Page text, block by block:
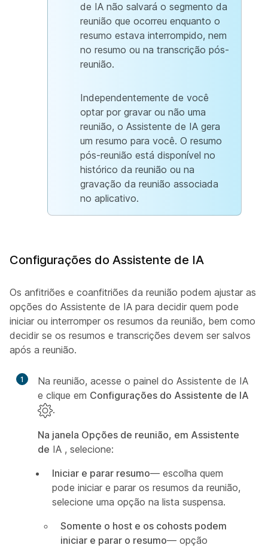
de IA não salvará o segmento da
reunião que ocorreu enquanto o
resumo estava interrompido, nem
no resumo ou na transcrição pós-
reunião.
Independentemente de você
optar por gravar ou não uma
reunião, o Assistente de IA gera
um resumo para você. O resumo
pós-reunião está disponível no
histórico da reunião ou na
gravação da reunião associada
no aplicativo.
Configurações do Assistente de IA
Os anfitriões e coanfitriões da reunião podem ajustar as
opções do Assistente de IA para decidir quem pode
iniciar ou interromper os resumos da reunião, bem como
decidir se os resumos e transcrições devem ser salvos
após a reunião.
1
Na reunião, acesse o painel do Assistente de IA
e clique em Configurações do Assistente de IA
.
Na janela Opções de reunião, em Assistente
de IA , selecione:
Iniciar e parar resumo— escolha quem
pode iniciar e parar os resumos da reunião,
selecione uma opção na lista suspensa.
Somente o host e os cohosts podem
iniciar e parar o resumo— opção